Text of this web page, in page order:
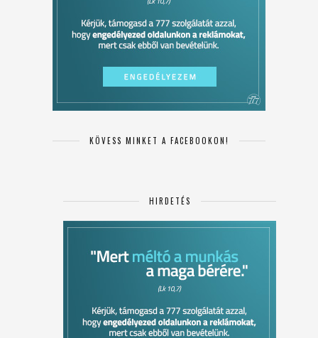
KÖVESS MINKET A FACEBOOKON!
HIRDETÉS